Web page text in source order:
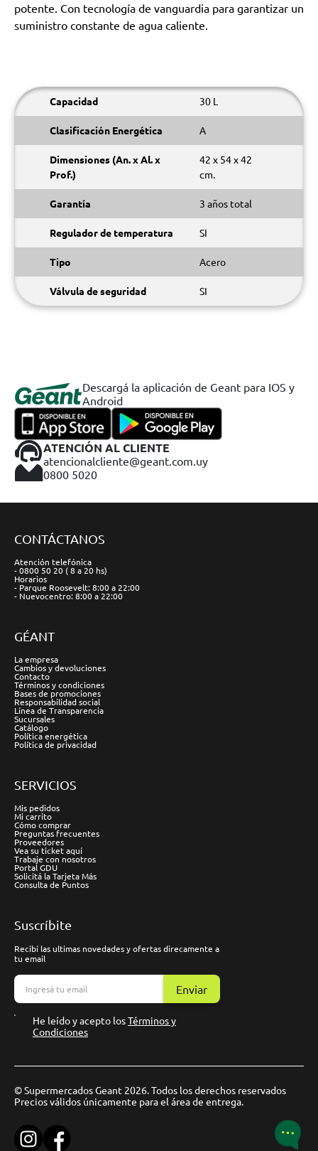
potente. Con tecnología de vanguardia para garantizar un
suministro constante de agua caliente.
Capacidad 30 L
Clasificación Energética A
Dimensiones (An. x Al. x
Prof.)
42 x 54 x 42
cm.
Garantía 3 años total
Regulador de temperatura SI
Tipo Acero
Válvula de seguridad SI
Descargá la aplicación de Geant para IOS y
Android
ATENCIÓN AL CLIENTE
atencionalcliente@geant.com.uy
0800 5020
CONTÁCTANOS
Atención telefónica
- 0800 50 20 ( 8 a 20 hs)
Horarios
- Parque Roosevelt: 8:00 a 22:00
- Nuevocentro: 8:00 a 22:00
GÉANT
La empresa
Cambios y devoluciones
Contacto
Términos y condiciones
Bases de promociones
Responsabilidad social
Línea de Transparencia
Sucursales
Catálogo
Política energética
Política de privacidad
SERVICIOS
Mis pedidos
Mi carrito
Cómo comprar
Preguntas frecuentes
Proveedores
Vea su ticket aquí
Trabaje con nosotros
Portal GDU
Solicitá la Tarjeta Más
Consulta de Puntos
Suscríbite
Recibí las ultimas novedades y ofertas direcamente a
tu email
Enviar
He leído y acepto losTérminos y
Condiciones
© Supermercados Geant 2026. Todos los derechos reservados
Precios válidos únicamente para el área de entrega.